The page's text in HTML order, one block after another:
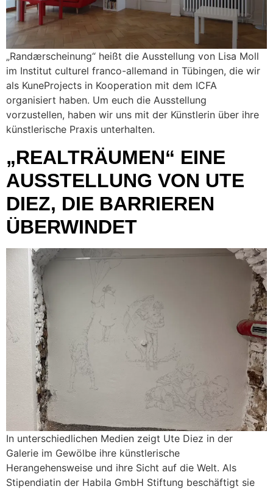
„Randærscheinung“ heißt die Ausstellung von Lisa Moll
im Institut culturel franco-allemand in Tübingen, die wir
als KuneProjects in Kooperation mit dem ICFA
organisiert haben. Um euch die Ausstellung
vorzustellen, haben wir uns mit der Künstlerin über ihre
künstlerische Praxis unterhalten.
„REALTRÄUMEN“ EINE
AUSSTELLUNG VON UTE
DIEZ, DIE BARRIEREN
ÜBERWINDET
In unterschiedlichen Medien zeigt Ute Diez in der
Galerie im Gewölbe ihre künstlerische
Herangehensweise und ihre Sicht auf die Welt. Als
Stipendiatin der Habila GmbH Stiftung beschäftigt sie